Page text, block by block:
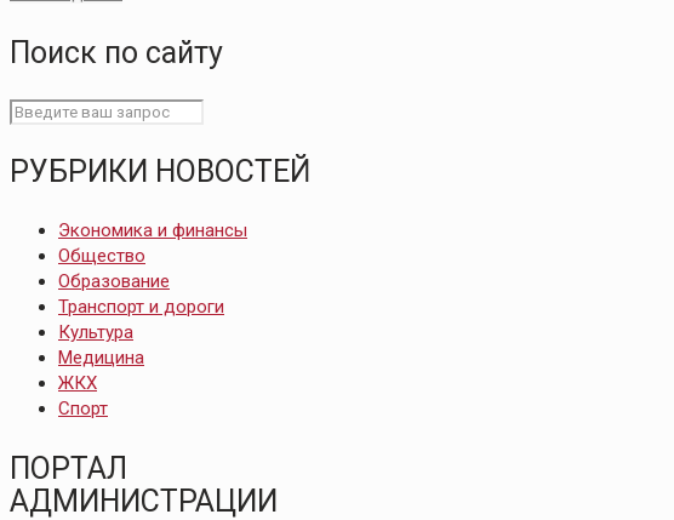
Поиск по сайту
РУБРИКИ НОВОСТЕЙ
Экономика и финансы
Общество
Образование
Транспорт и дороги
Культура
Медицина
ЖКХ
Спорт
ПОРТАЛ
АДМИНИСТРАЦИИ